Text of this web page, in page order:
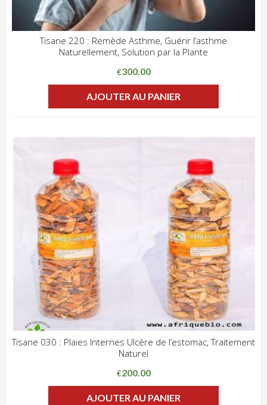
CLIQUEZ POUR VOIR
ADD WISHLIST
Tisane 220 : Remède Asthme, Guérir l’asthme
Naturellement, Solution par la Plante
€300.00
AJOUTER AU PANIER
Tisane 030 : Plaies Internes Ulcère de l’estomac, Traitement
Naturel
€200.00
AJOUTER AU PANIER